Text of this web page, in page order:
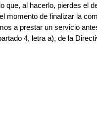
al hacerlo, pierdes el
momento de finalizar la
a prestar un servicio
4, letra a), de la